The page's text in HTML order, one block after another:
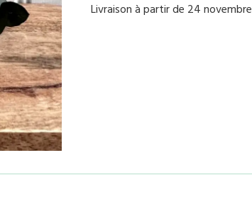
Livraison à partir de 24 novembre